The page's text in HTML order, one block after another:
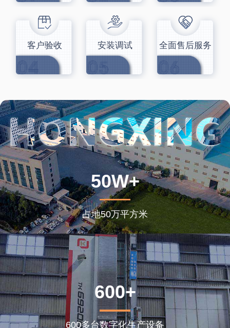
客户验收 安装调试 全面售后服务
50W+
占地50万平方米
600+
600多台数字化生产设备